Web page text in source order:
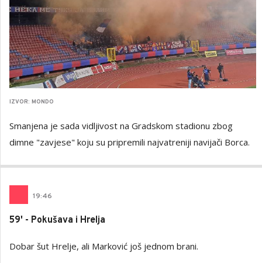
IZVOR: MONDO
Smanjena je sada vidljivost na Gradskom stadionu zbog
dimne "zavjese" koju su pripremili najvatreniji navijači Borca.
19:46
59' - Pokušava i Hrelja
Dobar šut Hrelje, ali Marković još jednom brani.